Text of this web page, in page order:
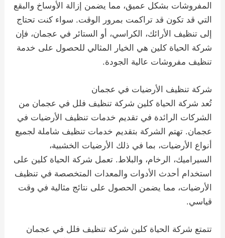
المفروشات بشكل عميق، مما يضمن إزالة الأوساخ والبقع
التي قد تكون قد تراكمت بمرور الوقت. سواء كنت تحتاج
إلى تنظيف الأرائك، الكراسي، أو الستائر في عجمان، فإن
شركة الحياة كلين هي الخيار المثالي للحصول على خدمة
تنظيف مفروشات عالية الجودة.
شركة تنظيف الأرضيات في عجمان
تُعد شركة الحياة كلين شركة تنظيف فلل في عجمان من
الشركات الرائدة في تقديم خدمات تنظيف الأرضيات في
عجمان. تهتم الشركة بتقديم خدمات تنظيف شاملة لجميع
أنواع الأرضيات، بما في ذلك الأرضيات الخشبية،
السيراميك، الرخام، والبلاط. تعمل شركة الحياة كلين على
استخدام أحدث الأدوات والمعدات المتخصصة في تنظيف
الأرضيات، مما يضمن الحصول على نتائج مثالية في وقت
قياسي.
تتمتع شركة الحياة كلين شركة تنظيف فلل في عجمان